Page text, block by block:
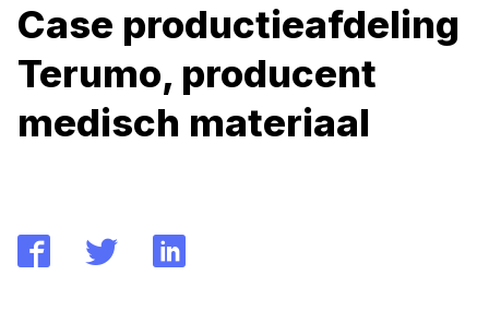
Case productieafdeling
Terumo, producent
medisch materiaal